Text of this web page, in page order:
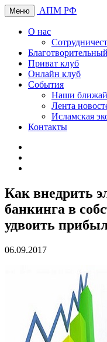
Меню АПМ РФ
О нас
Приват клуб
Онлайн клуб
События
Наши
Лента
Исламская
Контакты
Как внедрить
банкинга в
удвоить
06.09.2017